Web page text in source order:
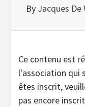
By Jacques De
Ce contenu est
l'association qui
êtes inscrit,
pas encore